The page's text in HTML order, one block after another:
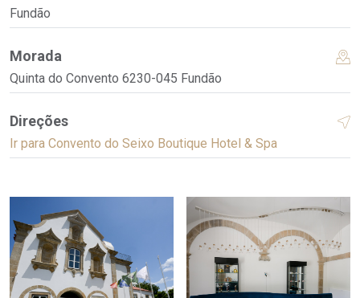
Fundão
Morada
Quinta do Convento 6230-045 Fundão
Direções
Ir para Convento do Seixo Boutique Hotel & Spa